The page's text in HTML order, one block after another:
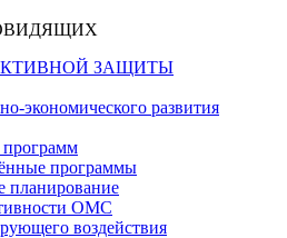
ЗАЩИТЫ
экономического развития
программы
планирование
ОМС
воздействия